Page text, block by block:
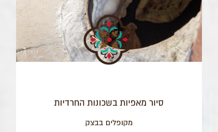
סיור מאפיות בשכונות החרדיות
מקופלים בבצק